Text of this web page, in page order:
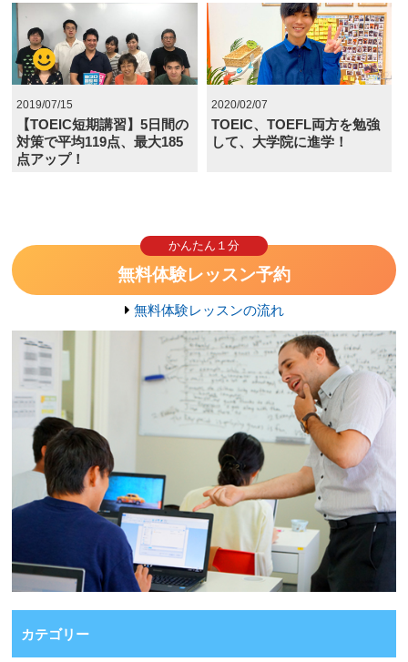
2019/07/15
【TOEIC短期講習】5日間の
対策で平均119点、最大185
点アップ！
2020/02/07
TOEIC、TOEFL両方を勉強
して、大学院に進学！
かんたん１分
無料体験レッスン予約
無料体験レッスンの流れ
カテゴリー